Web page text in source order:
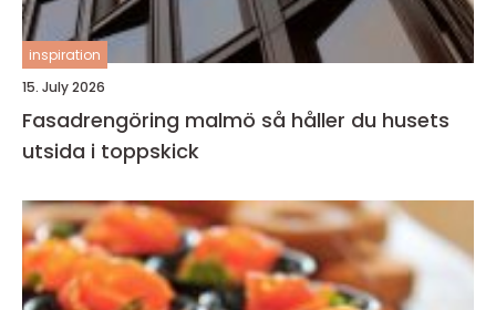
inspiration
15. July 2026
Fasadrengöring malmö så håller du husets
utsida i toppskick